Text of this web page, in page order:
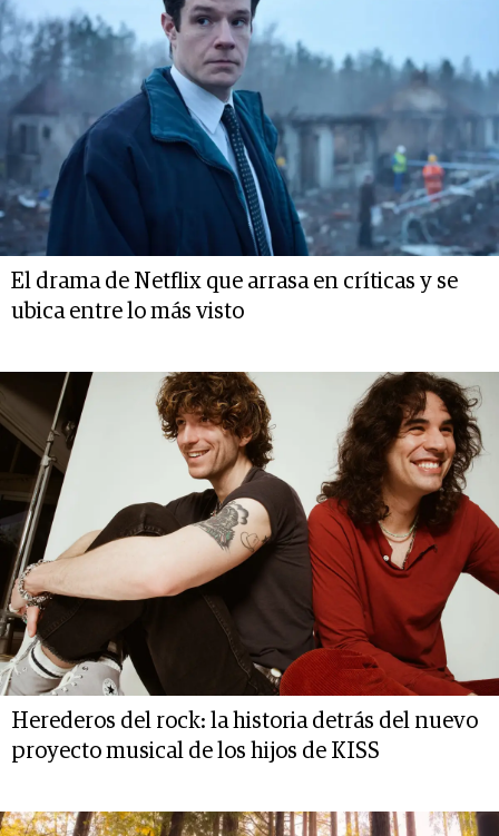
El drama de Netflix que arrasa en críticas y se
ubica entre lo más visto
Herederos del rock: la historia detrás del nuevo
proyecto musical de los hijos de KISS